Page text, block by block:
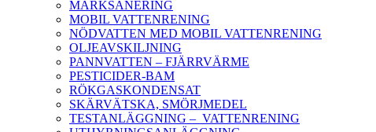
MARKSANERING
MOBIL VATTENRENING
NÖDVATTEN MED MOBIL VATTENRENING
OLJEAVSKILJNING
PANNVATTEN – FJÄRRVÄRME
PESTICIDER-BAM
RÖKGASKONDENSAT
SKÄRVÄTSKA, SMÖRJMEDEL
TESTANLÄGGNING – VATTENRENING